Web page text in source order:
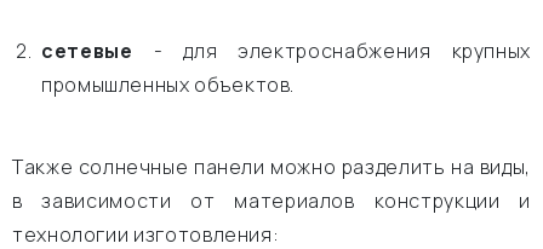
сетевые - для электроснабжения крупных
промышленных объектов.
Также солнечные панели можно разделить на виды,
в зависимости от материалов конструкции и
технологии изготовления: